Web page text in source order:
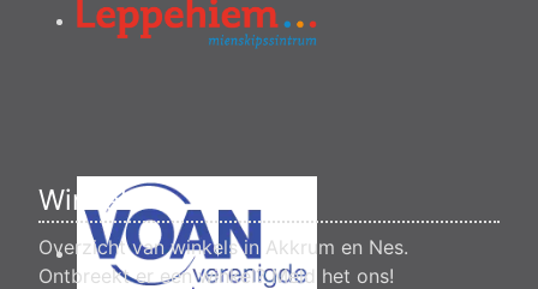
Winkels
Overzicht van winkels in Akkrum en Nes.
Ontbreekt er een winkel?Meld het ons!